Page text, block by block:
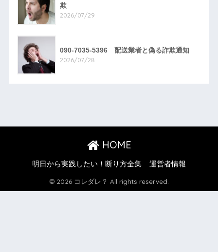
欺
2026/07/29
090-7035-5396 配送業者と偽る詐欺通知
2026/07/28
HOME
明日から実践したい！断り方全集 運営者情報
© 2026 コレダレ？ All rights reserved.